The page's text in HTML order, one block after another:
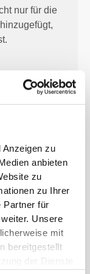
Anzeigen zu
anbieten
zu
zu Ihrer
Partner für
Unsere
mit
bereitgestellt
der Dienste
nur für die
sodass du
tragen.